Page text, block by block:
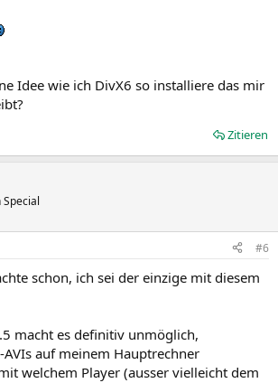
Idee wie ich DivX6 so installiere das mir
Zitieren
Special
#6
schon, ich sei der einzige mit diesem
macht es definitiv unmöglich,
auf meinem Hauptrechner
welchem Player (ausser vielleicht dem